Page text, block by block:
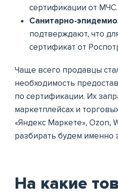
сертификации от МЧС.
Санитарно-
подтверждают, что
сертификат от
Чаще всего продавцы
необходимость
по сертификации. Их
маркетплейсах и
«Яндекс Маркете», Ozon,
разбирать будем именно
На какие